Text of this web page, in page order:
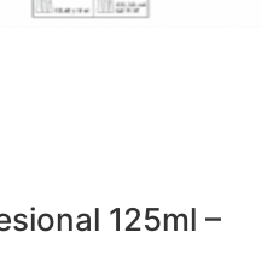
125ml –